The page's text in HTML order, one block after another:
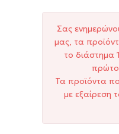
Σας
μας, τα
το διάστημα
πρώτο
Τα προϊόντα
με εξαίρεση